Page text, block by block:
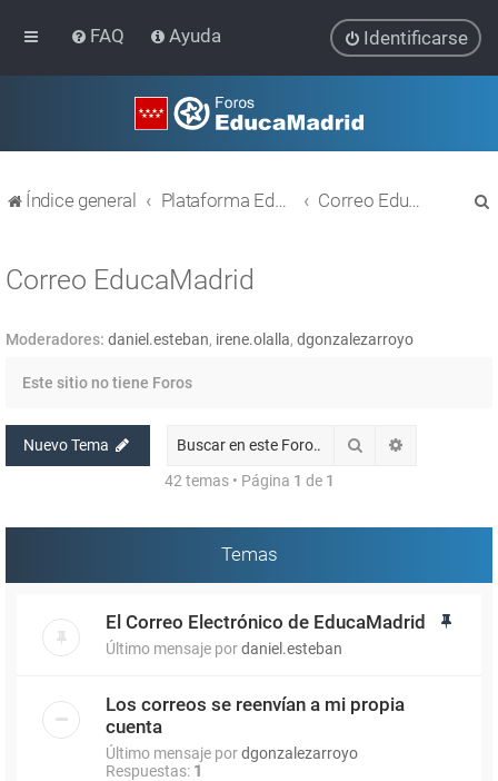
FAQ Ayuda Identificarse
Índice general Plataforma Educativa EducaMadrid Correo EducaMadrid
Correo EducaMadrid
Moderadores: daniel.esteban, irene.olalla, dgonzalezarroyo
Este sitio no tiene Foros
Nuevo Tema Buscar
42 temas • Página 1 de 1
Temas
El Correo Electrónico de EducaMadrid
Último mensaje pordaniel.esteban
Los correos se reenvían a mi propia
cuenta
Último mensaje pordgonzalezarroyo
Respuestas: 1